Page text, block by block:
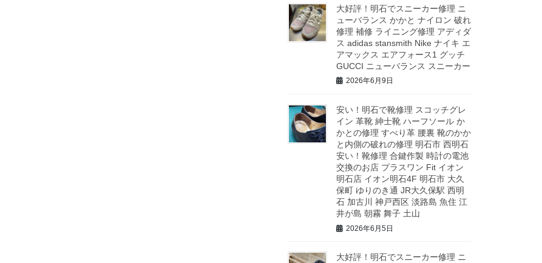
大好評！明石でスニーカー修理 ニ
ューバランス かかと ナイロン 破れ
修理 補修 ライニング修理 アディダ
ス adidas stansmith Nike ナイキ エ
アマックス エアフォース1 グッチ
GUCCI ニューバランス スニーカー
2026年6月9日
安い！明石で靴修理 スコッチグレ
イン 革靴 紳士靴 ハーフソール か
かとの修理 すべり革 腰裏 靴のかか
と内側の破れの修理 明石市 西明石
安い！靴修理 合鍵作製 時計の電池
交換のお店 プラスワン Fit イオン
明石店 イオン明石4F 明石市 大久
保町 ゆりのき通 JR大久保駅 西明
石 加古川 神戸西区 淡路島 魚住 江
井が島 朝霧 舞子 土山
2026年6月5日
大好評！明石でスニーカー修理 ニ